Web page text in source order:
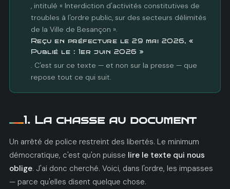
, intitulé « Interdiction d'activités constitutives de
troubles à l'ordre public, sur des secteurs délimités
de la Ville de Besançon ».
Reçu en préfecture le 29 mai 2026, «
Publié le : 1er juin 2026 »
. C'est sur ce texte — et non sur la presse — que
repose tout ce qui suit.
1. La chasse au document
Un arrêté de police restreint des libertés. Le minimum
démocratique, c'est qu'on puisse lire le texte qui nous
oblige. J'ai donc cherché. Voici, dans l'ordre, les impasses
— parce qu'elles disent quelque chose.